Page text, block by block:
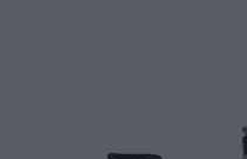
CA GO FS200